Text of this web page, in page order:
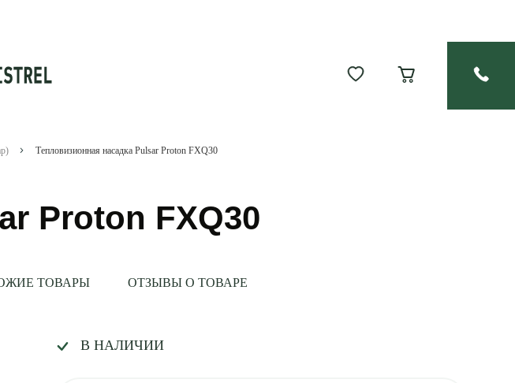
Тепловизионная насадка Pulsar Proton FXQ30
Proton FXQ30
ТОВАРЫ ОТЗЫВЫ О ТОВАРЕ
В НАЛИЧИИ